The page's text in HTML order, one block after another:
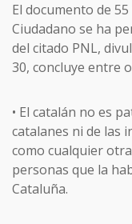
El documento de
Ciudadano se ha
del citado PNL,
30, concluye entre
• El catalán no es
catalanes ni de las
como cualquier
personas que la
Cataluña.